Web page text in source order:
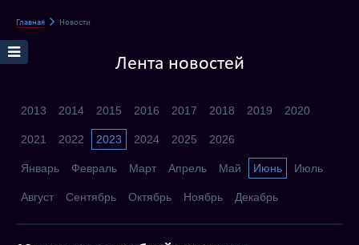
Главная Новости
Лента новостей
2013 2014 2015 2016 2017 2018 2019 2020
2021 2022 2023 2024 2025 2026
Январь Февраль Март Апрель Май Июнь Июль
Август Сентябрь Октябрь Ноябрь Декабрь